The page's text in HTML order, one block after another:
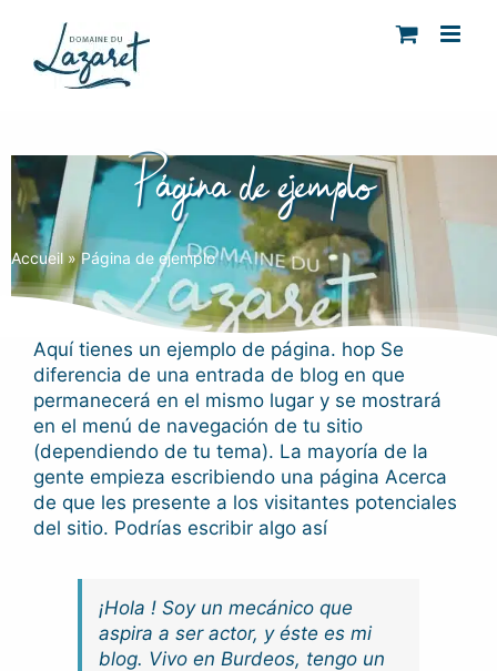
content
Página de ejemplo
Accueil»Página de ejemplo
Aquí tienes un ejemplo de página. hop Se
diferencia de una entrada de blog en que
permanecerá en el mismo lugar y se mostrará
en el menú de navegación de tu sitio
(dependiendo de tu tema). La mayoría de la
gente empieza escribiendo una página Acerca
de que les presente a los visitantes potenciales
del sitio. Podrías escribir algo así
¡Hola ! Soy un mecánico que
aspira a ser actor, y éste es mi
blog. Vivo en Burdeos, tengo un